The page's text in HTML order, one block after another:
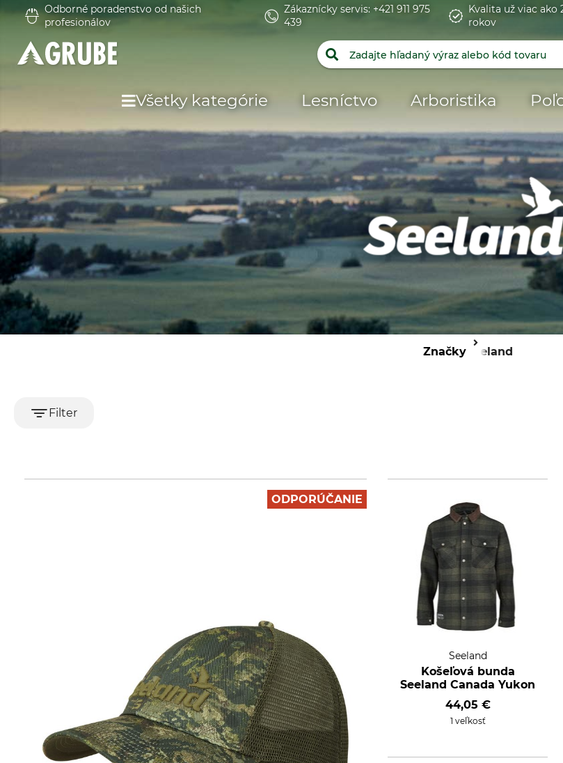
Odborné poradenstvo od našich
profesionálov
Zákaznícky servis: +421 911 975
439
Kvalita už viac ako
rokov
Všetky kategórie Lesníctvo Arboristika
ZnačkySeeland
Filter
ODPORÚČANIE
Seeland
Košeľová bunda
Seeland Canada Yukon
44,05 €
1 veľkosť